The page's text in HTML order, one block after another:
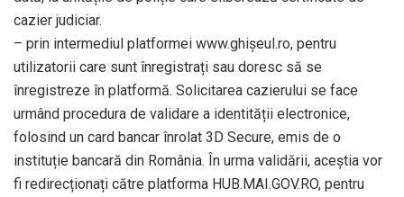
cazier judiciar.
– prin intermediul platformei www.ghișeul.ro, pentru
utilizatorii care sunt înregistrați sau doresc să se
înregistreze în platformă. Solicitarea cazierului se face
urmând procedura de validare a identității electronice,
folosind un card bancar înrolat 3D Secure, emis de o
instituție bancară din România. În urma validării, aceștia vor
fi redirecționați către platforma HUB.MAI.GOV.RO, pentru